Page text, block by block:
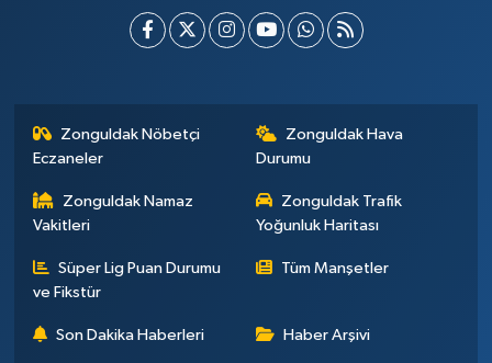
Zonguldak Nöbetçi
Eczaneler
Zonguldak Hava
Durumu
Zonguldak Namaz
Vakitleri
Zonguldak Trafik
Yoğunluk Haritası
Süper Lig Puan Durumu
ve Fikstür
Tüm Manşetler
Son Dakika Haberleri Haber Arşivi